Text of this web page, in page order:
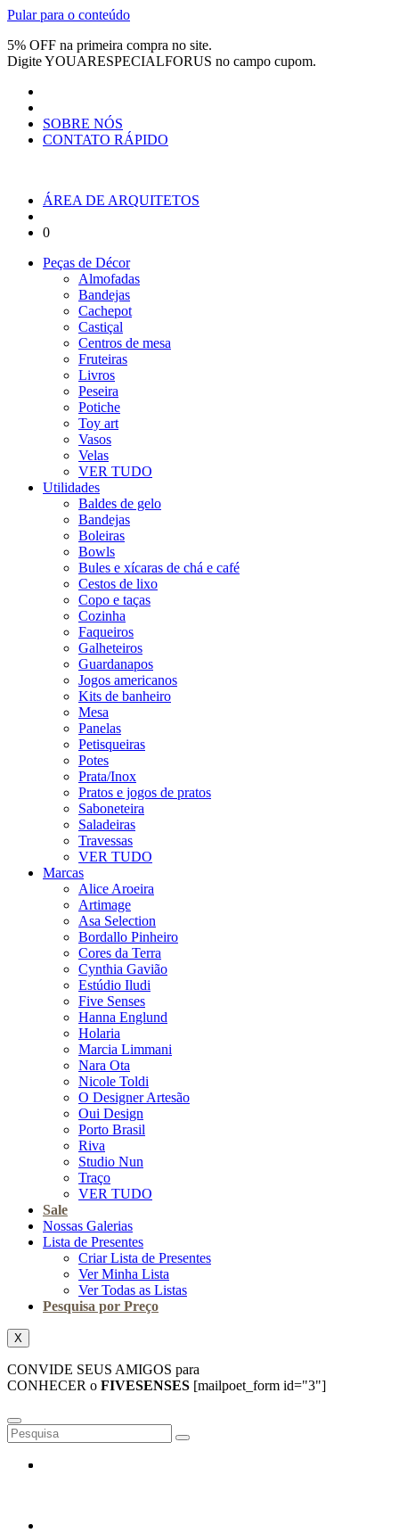
Pular para o conteúdo
5% OFF na primeira compra no site.
DigiteYOUARESPECIALFORUS no campo cupom.
SOBRE NÓS
CONTATO RÁPIDO
ÁREA DE ARQUITETOS
0
Peças de Décor
Almofadas
Bandejas
Cachepot
Castiçal
Centros de mesa
Fruteiras
Livros
Peseira
Potiche
Toy art
Vasos
Velas
VER TUDO
Utilidades
Baldes de gelo
Bandejas
Boleiras
Bowls
Bules e xícaras de chá e café
Cestos de lixo
Copo e taças
Cozinha
Faqueiros
Galheteiros
Guardanapos
Jogos americanos
Kits de banheiro
Mesa
Panelas
Petisqueiras
Potes
Prata/Inox
Pratos e jogos de pratos
Saboneteira
Saladeiras
Travessas
VER TUDO
Marcas
Alice Aroeira
Artimage
Asa Selection
Bordallo Pinheiro
Cores da Terra
Cynthia Gavião
Estúdio Iludi
Five Senses
Hanna Englund
Holaria
Marcia Limmani
Nara Ota
Nicole Toldi
O Designer Artesão
Oui Design
Porto Brasil
Riva
Studio Nun
Traço
VER TUDO
Sale
Nossas Galerias
Lista de Presentes
Criar Lista de Presentes
Ver Minha Lista
Ver Todas as Listas
Pesquisa por Preço
X
CONVIDE SEUS AMIGOS para
CONHECER o FIVESENSES [mailpoet_form id="3"]